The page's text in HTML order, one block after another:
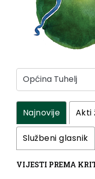
Najnovije Akti
Službeni glasnik
VIJESTI PREMA